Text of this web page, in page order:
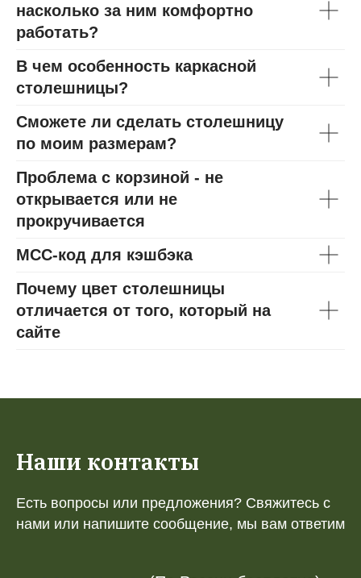
насколько за ним комфортно
работать?
В чем особенность каркасной
столешницы?
Сможете ли сделать столешницу
по моим размерам?
Проблема с корзиной - не
открывается или не
прокручивается
МСС-код для кэшбэка
Почему цвет столешницы
отличается от того, который на
сайте
Наши контакты
Есть вопросы или предложения? Свяжитесь с
нами или напишите сообщение, мы вам ответим